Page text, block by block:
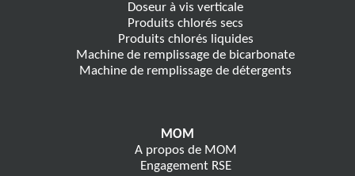
Doseur à vis verticale
Produits chlorés secs
Produits chlorés liquides
Machine de remplissage de bicarbonate
Machine de remplissage de détergents
MOM
A propos de MOM
Engagement RSE